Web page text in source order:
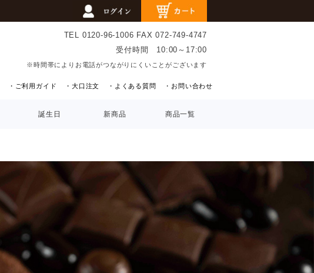
TEL 0120-96-1006 FAX 072-749-4747
受付時間 10:00～17:00
※時間帯によりお電話がつながりにくいことがございます
・ご利用ガイド ・大口注文 ・よくある質問 ・お問い合わせ
誕生日 新商品 商品一覧